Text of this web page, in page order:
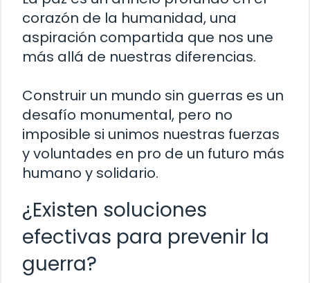
corazón de la humanidad, una
aspiración compartida que nos une
más allá de nuestras diferencias.
Construir un mundo sin guerras es un
desafío monumental, pero no
imposible si unimos nuestras fuerzas
y voluntades en pro de un futuro más
humano y solidario.
¿Existen soluciones
efectivas para prevenir la
guerra?